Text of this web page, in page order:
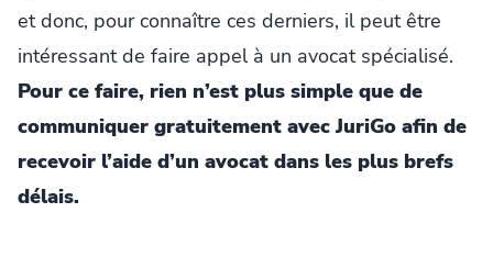
et donc, pour connaître ces derniers, il peut être
intéressant de faire appel à un avocat spécialisé.
Pour ce faire, rien n’est plus simple que de
communiquer gratuitement avec JuriGo afin de
recevoir l’aide d’un avocat dans les plus brefs
délais.